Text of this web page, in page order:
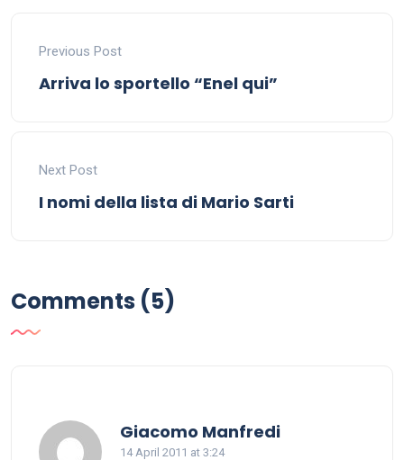
Previous Post
Arriva lo sportello “Enel qui”
Next Post
I nomi della lista di Mario Sarti
Comments (5)
Giacomo Manfredisays:
14 April 2011 at 3:24